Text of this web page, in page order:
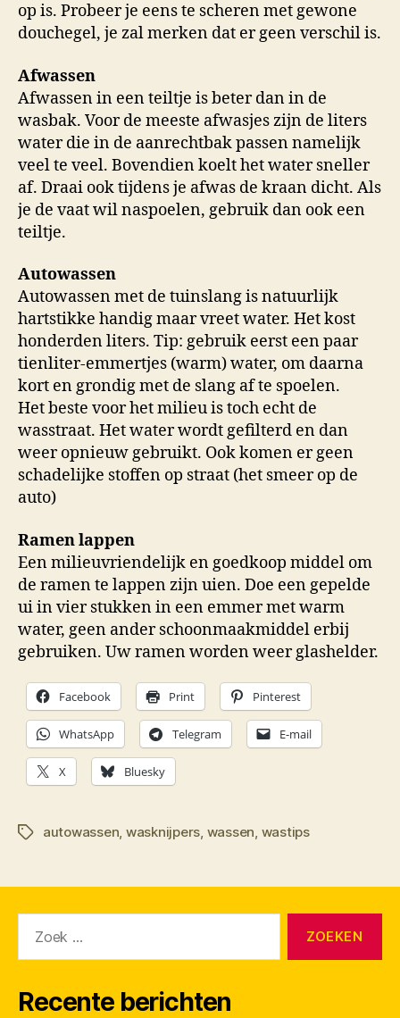
op is. Probeer je eens te scheren met gewone
douchegel, je zal merken dat er geen verschil is.
Afwassen
Afwassen in een teiltje is beter dan in de
wasbak. Voor de meeste afwasjes zijn de liters
water die in de aanrechtbak passen namelijk
veel te veel. Bovendien koelt het water sneller
af. Draai ook tijdens je afwas de kraan dicht. Als
je de vaat wil naspoelen, gebruik dan ook een
teiltje.
Autowassen
Autowassen met de tuinslang is natuurlijk
hartstikke handig maar vreet water. Het kost
honderden liters. Tip: gebruik eerst een paar
tienliter-emmertjes (warm) water, om daarna
kort en grondig met de slang af te spoelen.
Het beste voor het milieu is toch echt de
wasstraat. Het water wordt gefilterd en dan
weer opnieuw gebruikt. Ook komen er geen
schadelijke stoffen op straat (het smeer op de
auto)
Ramen lappen
Een milieuvriendelijk en goedkoop middel om
de ramen te lappen zijn uien. Doe een gepelde
ui in vier stukken in een emmer met warm
water, geen ander schoonmaakmiddel erbij
gebruiken. Uw ramen worden weer glashelder.
Facebook Print Pinterest
WhatsApp Telegram E-mail
X Bluesky
Tagsautowassen, wasknijpers, wassen, wastips
naar:
Recente berichten